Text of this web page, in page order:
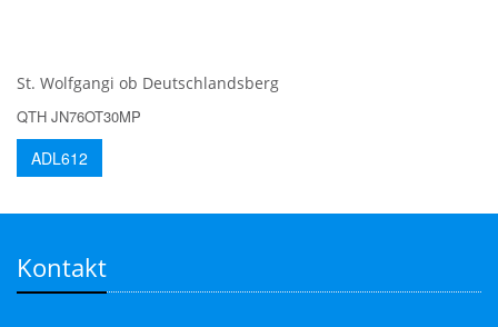
St. Wolfgangi ob Deutschlandsberg
QTH JN76OT30MP
ADL612
Kontakt